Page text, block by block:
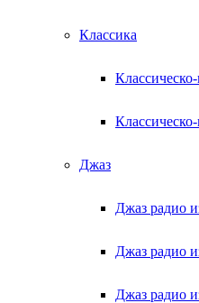
Классика
Джаз
Джаз радио
Джаз радио
Джаз радио